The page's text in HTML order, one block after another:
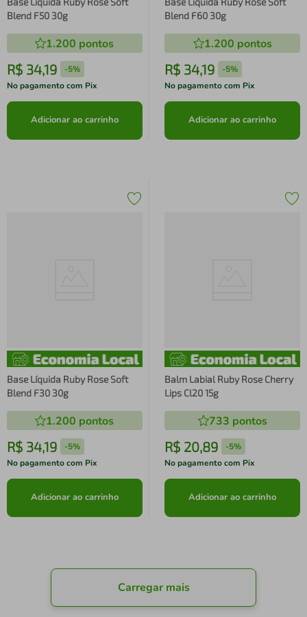
Blend F50 30g
1.200 pontos
R$ 34,19 -5%
No pagamento com Pix
Adicionar ao carrinho
Blend F60 30g
1.200 pontos
R$ 34,19 -5%
No pagamento com Pix
Adicionar ao carrinho
Base Líquida Ruby Rose Soft
Blend F30 30g
1.200 pontos
R$ 34,19 -5%
No pagamento com Pix
Adicionar ao carrinho
Balm Labial Ruby Rose Cherry
Lips Cl20 15g
733 pontos
R$ 20,89 -5%
No pagamento com Pix
Adicionar ao carrinho
Carregar mais